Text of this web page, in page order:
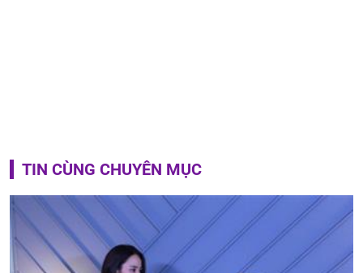
TIN CÙNG CHUYÊN MỤC